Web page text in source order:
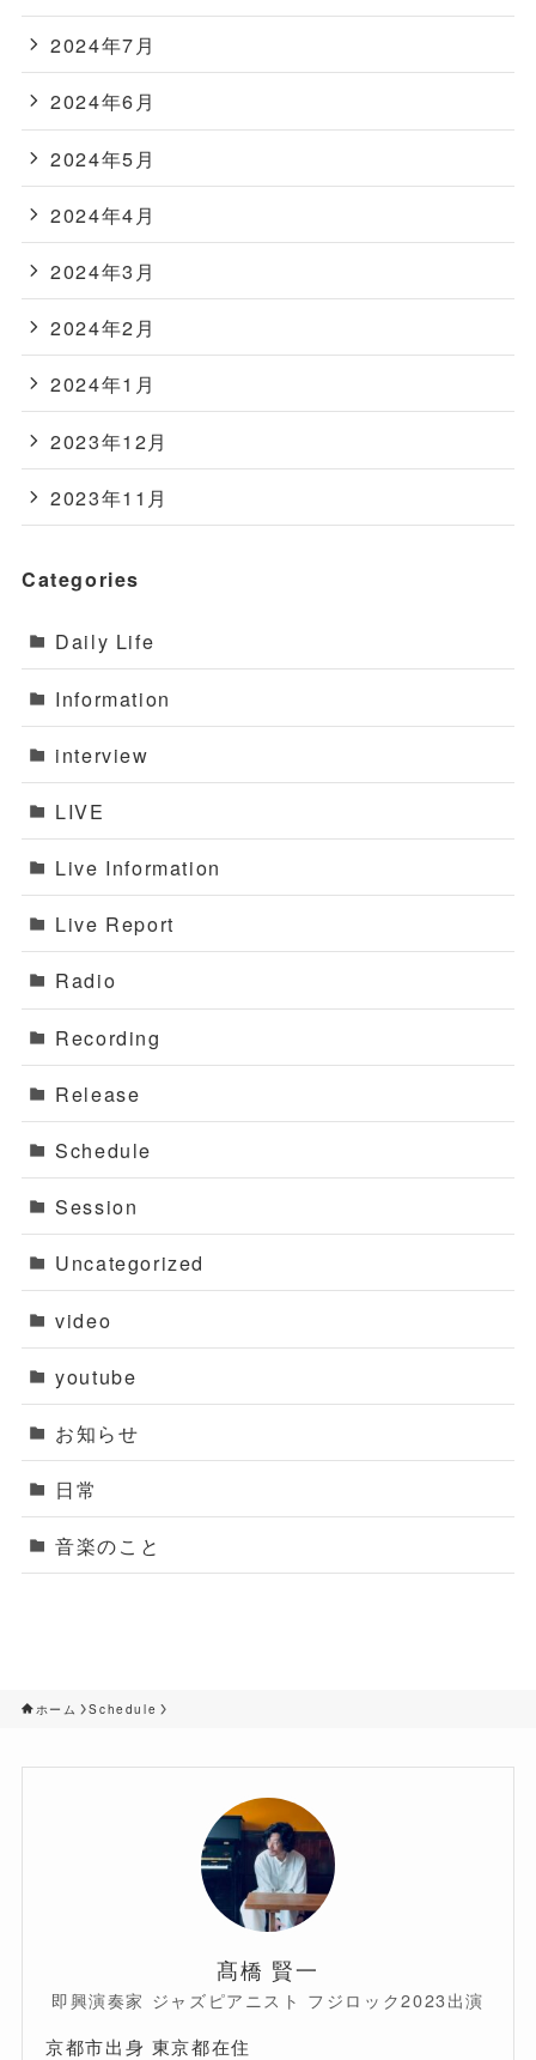
2024年7月
2024年6月
2024年5月
2024年4月
2024年3月
2024年2月
2024年1月
2023年12月
2023年11月
Categories
Daily Life
Information
interview
LIVE
Live Information
Live Report
Radio
Recording
Release
Schedule
Session
Uncategorized
video
youtube
お知らせ
日常
音楽のこと
ホーム Schedule
髙橋 賢一
即興演奏家 ジャズピアニスト フジロック2023出演
京都市出身 東京都在住